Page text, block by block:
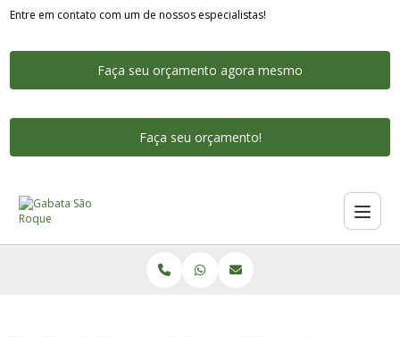
Entre em contato com um de nossos especialistas!
Faça seu orçamento agora mesmo
Faça seu orçamento!